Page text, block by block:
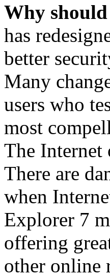
Why
has
better
Many
users who
most
The Internet
There are
when
Explorer 7
offering
other online